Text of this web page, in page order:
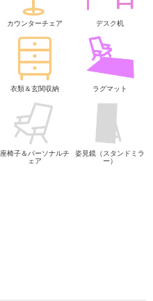
カウンターチェア デスク机
衣類＆玄関収納 ラグマット
座椅子＆パーソナルチ
ェア
姿見鏡（スタンドミラ
ー）